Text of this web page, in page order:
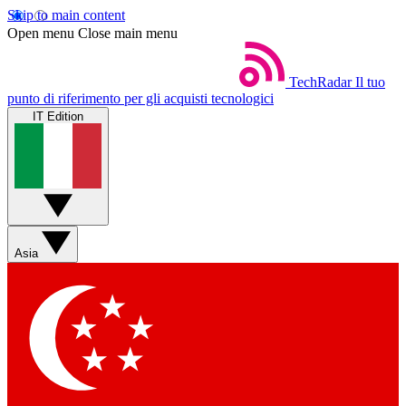
Skip to main content
Open menu Close main menu
TechRadar Il tuo
punto di riferimento per gli acquisti tecnologici
IT Edition
Asia